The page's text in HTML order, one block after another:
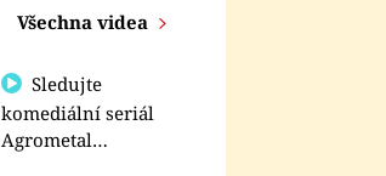
Všechna videa
Sledujte
komediální seriál
Agrometal